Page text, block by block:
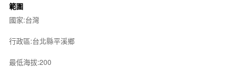
範圍
國家:台灣
行政區:台北縣平溪鄉
最低海拔:200